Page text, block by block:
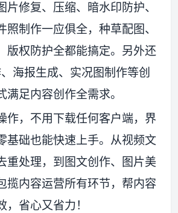
片修复、压缩、暗水印防护、
照制作一应俱全，种草配图、
版权防护全都能搞定。另外还
海报生成、实况图制作等创
满足内容创作全需求。
作，不用下载任何客户端，界
基础也能快速上手。从视频文
重处理，到图文创作、图片美
揽内容运营所有环节，帮内容
省心又省力！